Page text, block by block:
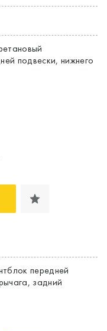
подвески, нижнего
передней
задний